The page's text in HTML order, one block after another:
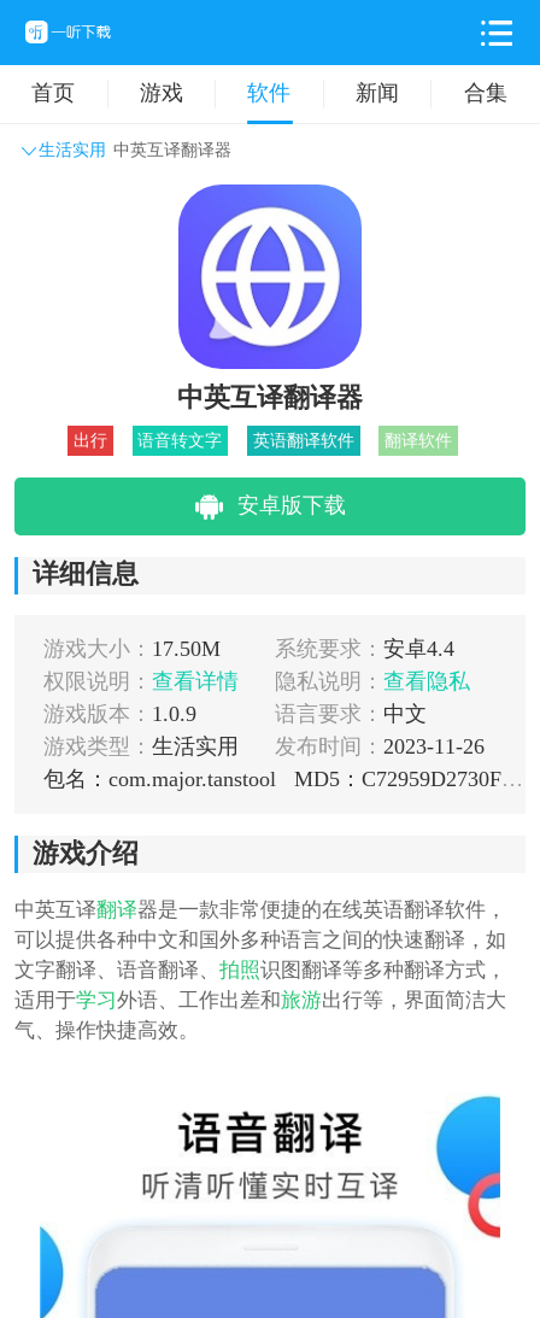
首页 游戏 软件 新闻 合集
生活实用 中英互译翻译器
主题壁纸 旅游出行
拍摄美化 时尚购物
中英互译翻译器
出行 语音转文字 英语翻译软件 翻译软件
安卓版下载
详细信息
游戏大小： 17.50M 系统要求： 安卓4.4
权限说明： 查看详情 隐私说明： 查看隐私
游戏版本： 1.0.9 语言要求： 中文
游戏类型： 生活实用 发布时间： 2023-11-26
包名：com.major.tanstool
MD5：C72959D2730F6C0DBD6A0A0437AD109E
游戏介绍
中英互译翻译器是一款非常便捷的在线英语翻译软件，
可以提供各种中文和国外多种语言之间的快速翻译，如
文字翻译、语音翻译、 拍照识图翻译等多种翻译方式，
适用于学习外语、工作出差和旅游出行等，界面简洁大
气、操作快捷高效。